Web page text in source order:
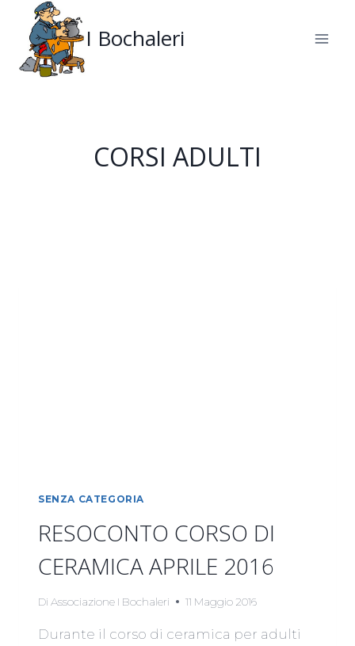
contenuto
I Bochaleri
CORSI ADULTI
SENZA CATEGORIA
RESOCONTO CORSO DI
CERAMICA APRILE 2016
Di Associazione I Bochaleri 11 Maggio 2016
Durante il corso di ceramica per adulti